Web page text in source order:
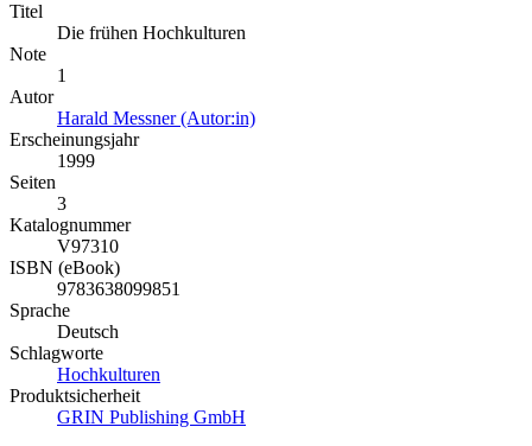
Titel
Die frühen Hochkulturen
Note
1
Autor
Harald Messner (Autor:in)
Erscheinungsjahr
1999
Seiten
3
Katalognummer
V97310
ISBN (eBook)
9783638099851
Sprache
Deutsch
Schlagworte
Hochkulturen
Produktsicherheit
GRIN Publishing GmbH